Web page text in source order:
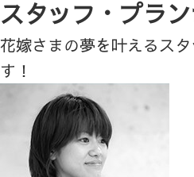
スタッフ・プラ
花嫁さまの夢を叶えるス
す！